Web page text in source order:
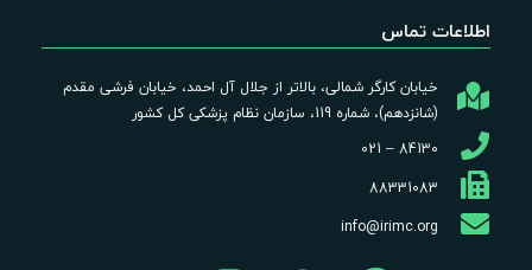
اطلاعات تماس
خیابان کارگر شمالی، بالاتر از جلال آل احمد، خیابان فرشی مقدم
(شانزدهم)، شماره 119، سازمان نظام پزشکی کل کشور
84130 – 021
88331083
info@irimc.org